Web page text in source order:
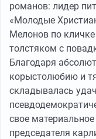
романов: лидер
«Молодые
Мелонов по
толстяком с
Благодаря
корыстолюбию и
складывалась
свое
председателя